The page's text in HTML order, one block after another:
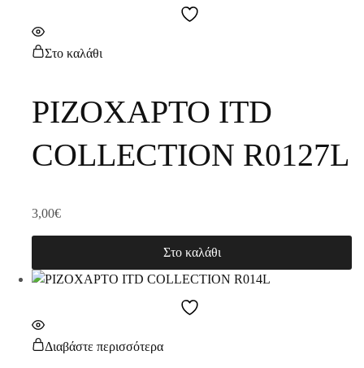
Στο καλάθι
ΡΙΖΟΧΑΡΤΟ ITD
COLLECTION R0127L
3,00€
Στο καλάθι
Διαβάστε περισσότερα